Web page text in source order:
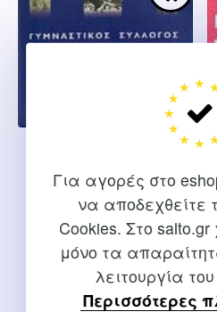
Για αγορές στο
να αποδεχθείτε
Cookies. Στο
μόνο τα
λειτουργία
Περισσότερες
19,17 €.είναι:
15,00 €.
χρόνια)
Δήμος Θεσσαλονίκης
15,00€